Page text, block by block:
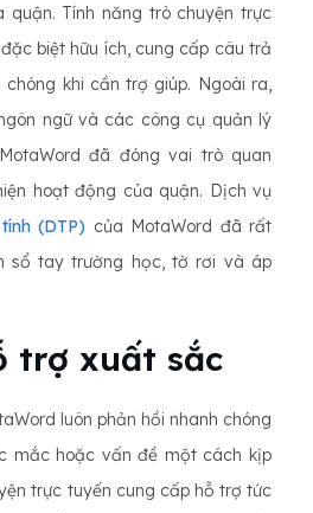
quận. Tính năng trò chuyện trực
biệt hữu ích, cung cấp câu trả
khi cần trợ giúp. Ngoài ra,
ngữ và các công cụ quản lý
đã đóng vai trò quan
hoạt động của quận. Dịch vụ
(DTP) của MotaWord đã rất
sổ tay trường học, tờ rơi và áp
trợ xuất sắc
luôn phản hồi nhanh chóng
mắc hoặc vấn đề một cách kịp
trực tuyến cung cấp hỗ trợ tức